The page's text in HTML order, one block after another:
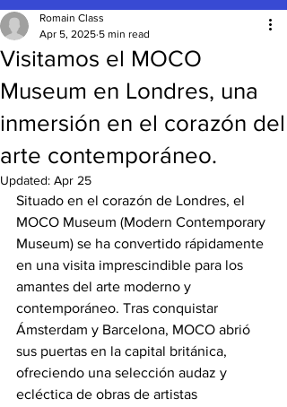
Visitamos el MOCO
Museum en Londres, una
inmersión en el corazón del
arte contemporáneo.
Romain Class
Apr 5, 2025 5 min read
Updated: Apr 25
Situado en el corazón de Londres, el
MOCO Museum (Modern Contemporary
Museum) se ha convertido rápidamente
en una visita imprescindible para los
amantes del arte moderno y
contemporáneo. Tras conquistar
Ámsterdam y Barcelona, MOCO abrió
sus puertas en la capital británica,
ofreciendo una selección audaz y
ecléctica de obras de artistas